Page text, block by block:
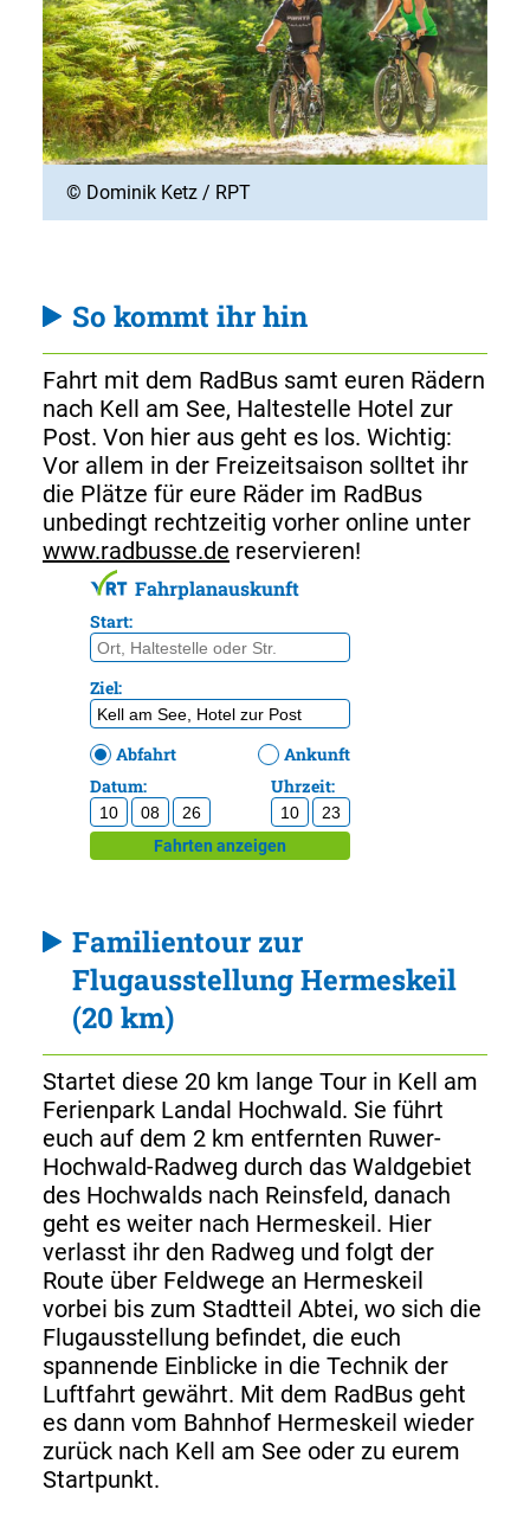
© Dominik Ketz / RPT
So kommt ihr hin
Fahrt mit dem RadBus samt euren Rädern
nach Kell am See, Haltestelle Hotel zur
Post. Von hier aus geht es los. Wichtig:
Vor allem in der Freizeitsaison solltet ihr
die Plätze für eure Räder im RadBus
unbedingt rechtzeitig vorher online unter
www.radbusse.de reservieren!
Familientour zur
Flugausstellung Hermeskeil
(20 km)
Startet diese 20 km lange Tour in Kell am
Ferienpark Landal Hochwald. Sie führt
euch auf dem 2 km entfernten Ruwer-
Hochwald-Radweg durch das Waldgebiet
des Hochwalds nach Reinsfeld, danach
geht es weiter nach Hermeskeil. Hier
verlasst ihr den Radweg und folgt der
Route über Feldwege an Hermeskeil
vorbei bis zum Stadtteil Abtei, wo sich die
Flugausstellung befindet, die euch
spannende Einblicke in die Technik der
Luftfahrt gewährt. Mit dem RadBus geht
es dann vom Bahnhof Hermeskeil wieder
zurück nach Kell am See oder zu eurem
Startpunkt.